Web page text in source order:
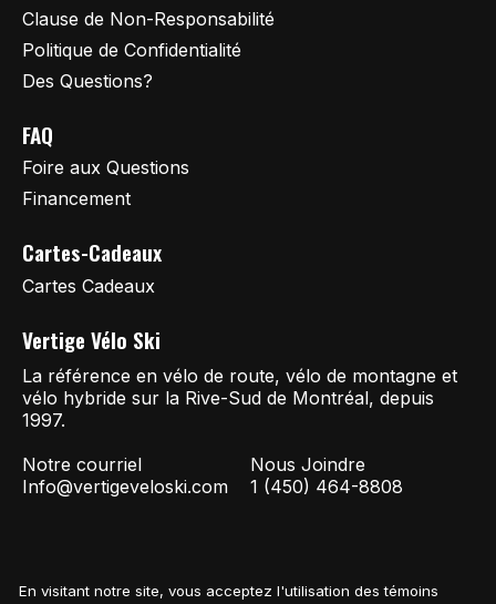
Clause de Non-Responsabilité
Politique de Confidentialité
Des Questions?
FAQ
Foire aux Questions
Financement
Cartes-Cadeaux
Cartes Cadeaux
Vertige Vélo Ski
La référence en vélo de route, vélo de montagne et
vélo hybride sur la Rive-Sud de Montréal, depuis
1997.
Notre courriel
Info@vertigeveloski.com
Nous Joindre
1 (450) 464-8808
En visitant notre site, vous acceptez l'utilisation des témoins